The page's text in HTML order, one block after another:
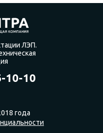
ЛЭП.
10-10
года